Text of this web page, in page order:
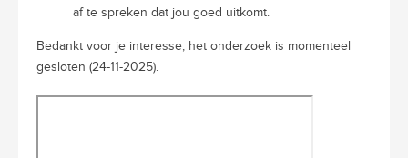
af te spreken dat jou goed uitkomt.
Bedankt voor je interesse, het onderzoek is momenteel
gesloten (24-11-2025).